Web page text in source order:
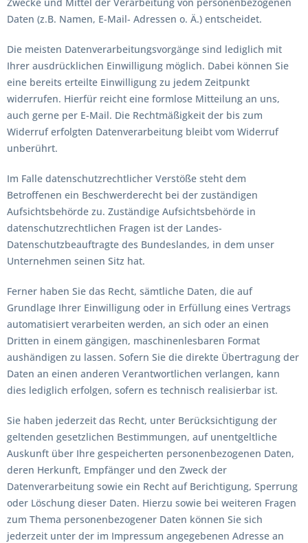
Daten (z.B. Namen, E-Mail- Adressen o. Ä.) entscheidet.
Die meisten Datenverarbeitungsvorgänge sind lediglich mit
Ihrer ausdrücklichen Einwilligung möglich. Dabei können Sie
eine bereits erteilte Einwilligung zu jedem Zeitpunkt
widerrufen. Hierfür reicht eine formlose Mitteilung an uns,
auch gerne per E-Mail. Die Rechtmäßigkeit der bis zum
Widerruf erfolgten Datenverarbeitung bleibt vom Widerruf
unberührt.
Im Falle datenschutzrechtlicher Verstöße steht dem
Betroffenen ein Beschwerderecht bei der zuständigen
Aufsichtsbehörde zu. Zuständige Aufsichtsbehörde in
datenschutzrechtlichen Fragen ist der Landes-
Datenschutzbeauftragte des Bundeslandes, in dem unser
Unternehmen seinen Sitz hat.
Ferner haben Sie das Recht, sämtliche Daten, die auf
Grundlage Ihrer Einwilligung oder in Erfüllung eines Vertrags
automatisiert verarbeiten werden, an sich oder an einen
Dritten in einem gängigen, maschinenlesbaren Format
aushändigen zu lassen. Sofern Sie die direkte Übertragung der
Daten an einen anderen Verantwortlichen verlangen, kann
dies lediglich erfolgen, sofern es technisch realisierbar ist.
Sie haben jederzeit das Recht, unter Berücksichtigung der
geltenden gesetzlichen Bestimmungen, auf unentgeltliche
Auskunft über Ihre gespeicherten personenbezogenen Daten,
deren Herkunft, Empfänger und den Zweck der
Datenverarbeitung sowie ein Recht auf Berichtigung, Sperrung
oder Löschung dieser Daten. Hierzu sowie bei weiteren Fragen
zum Thema personenbezogener Daten können Sie sich
jederzeit unter der im Impressum angegebenen Adresse an